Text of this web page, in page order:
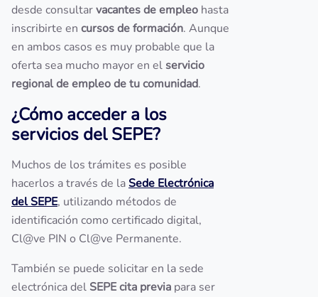
desde consultarvacantes de empleo hasta
inscribirte en cursos de formación. Aunque
en ambos casos es muy probable que la
oferta sea mucho mayor en elservicio
regional de empleo de tu comunidad.
¿Cómo acceder a los
servicios del SEPE?
Muchos de los trámites es posible
hacerlos a través de la Sede Electrónica
del SEPE, utilizando métodos de
identificación como certificado digital,
Cl@ve PIN o Cl@ve Permanente.
También se puede solicitar en la sede
electrónica del SEPE cita previa para ser